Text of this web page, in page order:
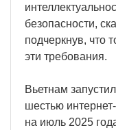
безопасности,
подчеркнув, что
эти требования.
Вьетнам
шестью
на июль 2025